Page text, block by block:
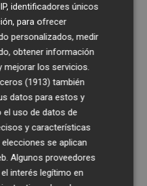
las
registran en
0,4% respecto al
de residentes
que las de no
Costa Blanca
de ocupación en
identificadores únicos
para ofrecer
personalizados, medir
obtener información
mejorar los servicios.
(1913) también
datos para estos y
el uso de datos de
y características
se aplican
Algunos proveedores
interés legítimo en